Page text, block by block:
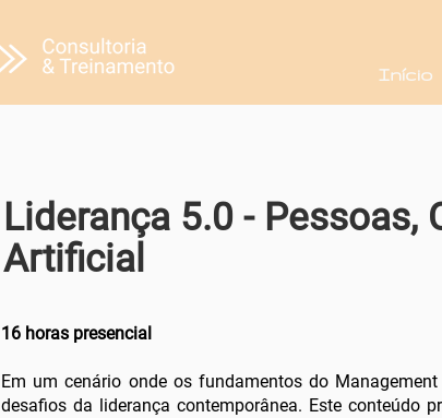
Início
Liderança 5.0 - Pessoas,
Artificial
16 horas presencial
Em um cenário onde os fundamentos do
desafios da liderança contemporânea. Este conteúdo